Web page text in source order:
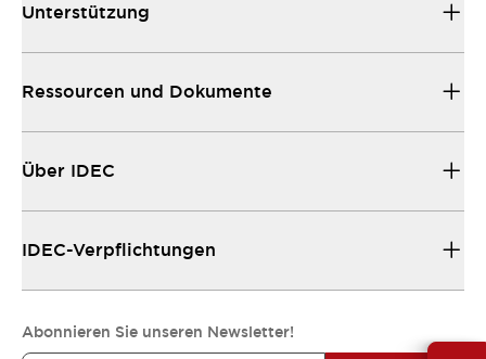
Unterstützung
Ressourcen und Dokumente
Über IDEC
IDEC-Verpflichtungen
Abonnieren Sie unseren Newsletter!